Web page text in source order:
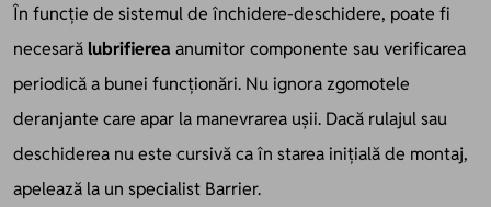
În funcție de sistemul de închidere-deschidere, poate fi
necesară lubrifierea anumitor componente sau verificarea
periodică a bunei funcționări. Nu ignora zgomotele
deranjante care apar la manevrarea ușii. Dacă rulajul sau
deschiderea nu este cursivă ca în starea inițială de montaj,
apelează la un specialist Barrier.